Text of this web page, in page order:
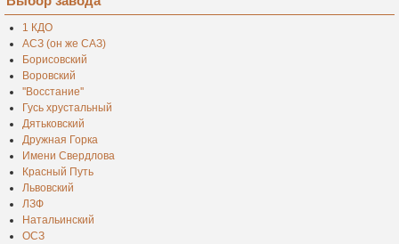
1 КДО
АСЗ (он же САЗ)
Борисовский
Воровский
''Восстание''
Гусь хрустальный
Дятьковский
Дружная Горка
Имени Свердлова
Красный Путь
Львовский
ЛЗФ
Натальинский
ОСЗ